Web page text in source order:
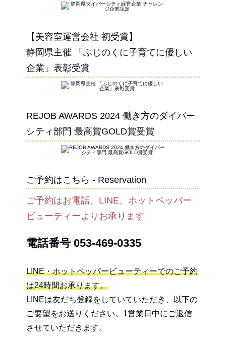
【美容室運営会社 初受賞】
静岡県主催 「ふじのくに子育てに優しい
企業」表彰受賞
REJOB AWARDS 2024 働き方のダイバー
シティ部門 最高賞GOLD賞受賞
ご予約はこちら - Reservation
ご予約はお電話、LINE、ホットペッパー
ビューティーよりお承ります
電話番号 053-469-0335
LINE・ホットペッパービューティーでのご予約
は24時間お承ります。
LINEは友だち登録をしていていただき、以下の
ご要望をお送りください。1営業日中にご返信
させていただきます。